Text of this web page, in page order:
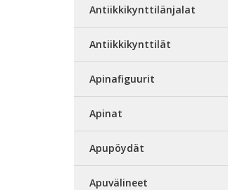
Antiikkikynttilänjalat
Antiikkikynttilät
Apinafiguurit
Apinat
Apupöydät
Apuvälineet